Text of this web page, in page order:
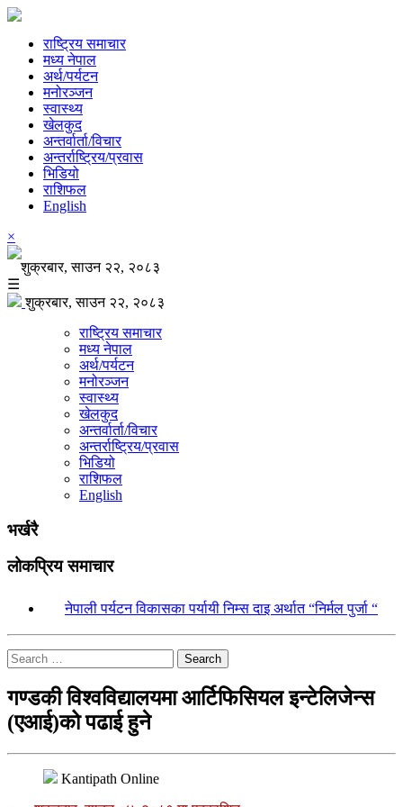
राष्ट्रिय समाचार
मध्य नेपाल
अर्थ/पर्यटन
मनोरञ्जन
स्वास्थ्य
खेलकुद
अन्तर्वार्ता/विचार
अन्तर्राष्ट्रिय/प्रवास
भिडियो
राशिफल
English
×
शुक्रबार, साउन २२, २०८३
☰
शुक्रबार, साउन २२, २०८३
राष्ट्रिय समाचार
मध्य नेपाल
अर्थ/पर्यटन
मनोरञ्जन
स्वास्थ्य
खेलकुद
अन्तर्वार्ता/विचार
अन्तर्राष्ट्रिय/प्रवास
भिडियो
राशिफल
English
भर्खरै
लोकप्रिय समाचार
नेपाली पर्यटन विकासका पर्यायी निम्स दाइ अर्थात “निर्मल पुर्जा “
Search
गण्डकी विश्वविद्यालयमा आर्टिफिसियल इन्टेलिजेन्स
(एआई)को पढाई हुने
Kantipath Online